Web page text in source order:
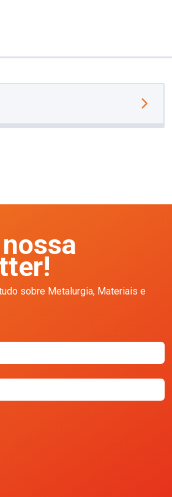
sobre Metalurgia, Materiais e